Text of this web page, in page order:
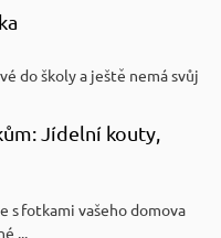
do školy a ještě nemá svůj
Jídelní kouty,
s fotkami vašeho domova
...